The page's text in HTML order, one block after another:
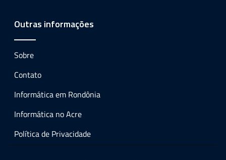
Outras informações
Sobre
Contato
Informática em Rondônia
Informática no Acre
Política de Privacidade